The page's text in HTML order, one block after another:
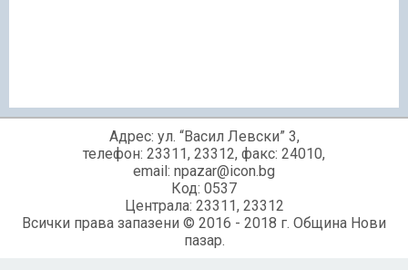
Адрес: ул. “Васил Левски” 3,
телефон: 23311, 23312, факс: 24010,
email: npazar@icon.bg
Код: 0537
Централа: 23311, 23312
Всички права запазени © 2016 - 2018 г. Община Нови
пазар.